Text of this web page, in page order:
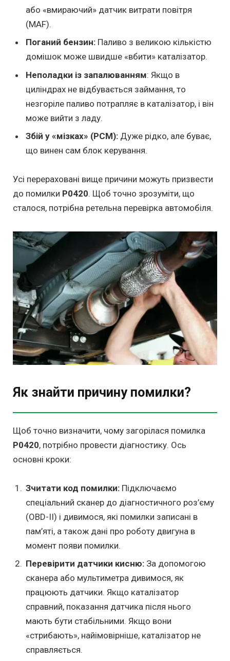
або «вмираючий» датчик витрати повітря
(MAF).
Поганий бензин: Паливо з великою кількістю
домішок може швидше «вбити» каталізатор.
Неполадки із запалюванням: Якщо в
циліндрах не відбувається займання, то
незгоріле паливо потрапляє в каталізатор, і він
може вийти з ладу.
Збій у «мізках» (PCM): Дуже рідко, але буває,
що винен сам блок керування.
Усі перераховані вище причини можуть призвести
до помилки P0420. Щоб точно зрозуміти, що
сталося, потрібна ретельна перевірка автомобіля.
Як знайти причину помилки?
Щоб точно визначити, чому загорілася помилка
P0420, потрібно провести діагностику. Ось
основні кроки:
Зчитати код помилки: Підключаємо
спеціальний сканер до діагностичного роз’єму
(OBD-II) і дивимося, які помилки записані в
пам’яті, а також дані про роботу двигуна в
момент появи помилки.
Перевірити датчики кисню: За допомогою
сканера або мультиметра дивимося, як
працюють датчики. Якщо каталізатор
справний, показання датчика після нього
мають бути стабільними. Якщо вони
«стрибають», найімовірніше, каталізатор не
справляється.